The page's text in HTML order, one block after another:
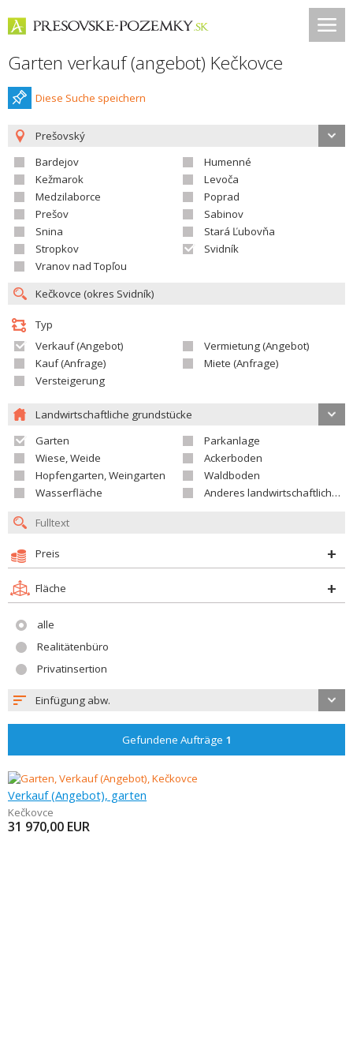
Garten verkauf (angebot) Kečkovce
Diese Suche speichern
Prešovský
Bardejov
Humenné
Kežmarok
Levoča
Medzilaborce
Poprad
Prešov
Sabinov
Snina
Stará Ľubovňa
Stropkov
Svidník
Vranov nad Topľou
Typ
Verkauf (Angebot)
Vermietung (Angebot)
Kauf (Anfrage)
Miete (Anfrage)
Versteigerung
Landwirtschaftliche grundstücke
Garten
Parkanlage
Wiese, Weide
Ackerboden
Hopfengarten, Weingarten
Waldboden
Wasserfläche
Anderes landwirtschaftliches Grundstück
Preis
Fläche
alle
Realitätenbüro
Privatinsertion
Einfügung abw.
Gefundene Aufträge 1
Verkauf (Angebot), garten
Kečkovce
31 970,00 EUR